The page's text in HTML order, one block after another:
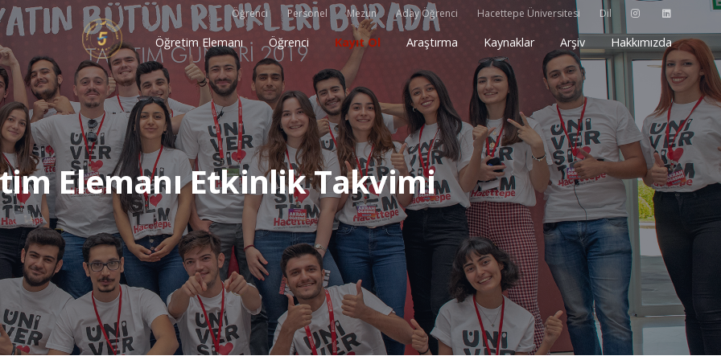
Öğrenci Personel Mezun Aday Öğrenci Hacettepe Üniversitesi Dil
Öğretim Elemanı Öğrenci Kayıt Ol Araştırma Kaynaklar Arşiv Hakkımızda
Elemanı Etkinlik Takvimi